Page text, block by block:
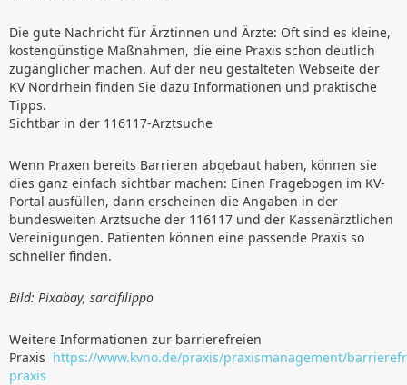
Die gute Nachricht für Ärztinnen und Ärzte: Oft sind es kleine,
kostengünstige Maßnahmen, die eine Praxis schon deutlich
zugänglicher machen. Auf der neu gestalteten Webseite der
KV Nordrhein finden Sie dazu Informationen und praktische
Tipps.
Sichtbar in der 116117-Arztsuche
Wenn Praxen bereits Barrieren abgebaut haben, können sie
dies ganz einfach sichtbar machen: Einen Fragebogen im KV-
Portal ausfüllen, dann erscheinen die Angaben in der
bundesweiten Arztsuche der 116117 und der Kassenärztlichen
Vereinigungen. Patienten können eine passende Praxis so
schneller finden.
Bild: Pixabay, sarcifilippo
Weitere Informationen zur barrierefreien
Praxis https://www.kvno.de/praxis/praxismanagement/
praxis